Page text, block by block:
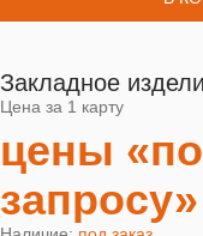
Закладное
Цена за 1 карту
цены «по
запросу»